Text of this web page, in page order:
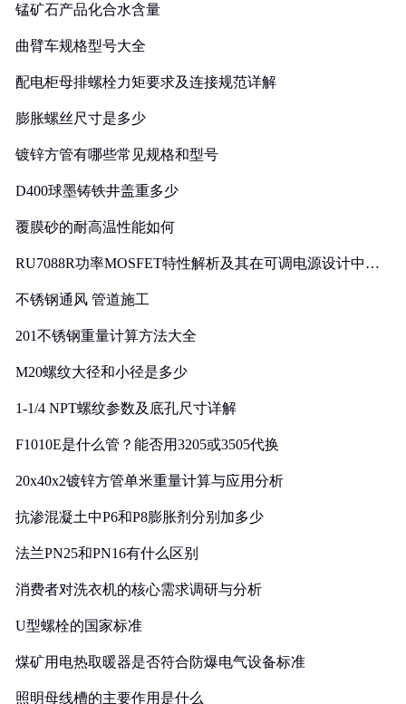
锰矿石产品化合水含量
曲臂车规格型号大全
配电柜母排螺栓力矩要求及连接规范详解
膨胀螺丝尺寸是多少
镀锌方管有哪些常见规格和型号
D400球墨铸铁井盖重多少
覆膜砂的耐高温性能如何
RU7088R功率MOSFET特性解析及其在可调电源设计中的
不锈钢通风 管道施工
201不锈钢重量计算方法大全
M20螺纹大径和小径是多少
1-1/4 NPT螺纹参数及底孔尺寸详解
F1010E是什么管？能否用3205或3505代换
20x40x2镀锌方管单米重量计算与应用分析
抗渗混凝土中P6和P8膨胀剂分别加多少
法兰PN25和PN16有什么区别
消费者对洗衣机的核心需求调研与分析
U型螺栓的国家标准
煤矿用电热取暖器是否符合防爆电气设备标准
照明母线槽的主要作用是什么